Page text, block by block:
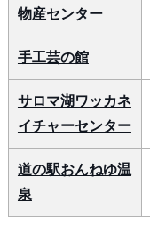
物産センター
手工芸の館
サロマ湖ワッカネ
イチャーセンター
道の駅おんねゆ温
泉